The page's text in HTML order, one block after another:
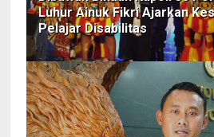
Luhur Ainuk Fikri Ajarkan
Pelajar Disabilitas